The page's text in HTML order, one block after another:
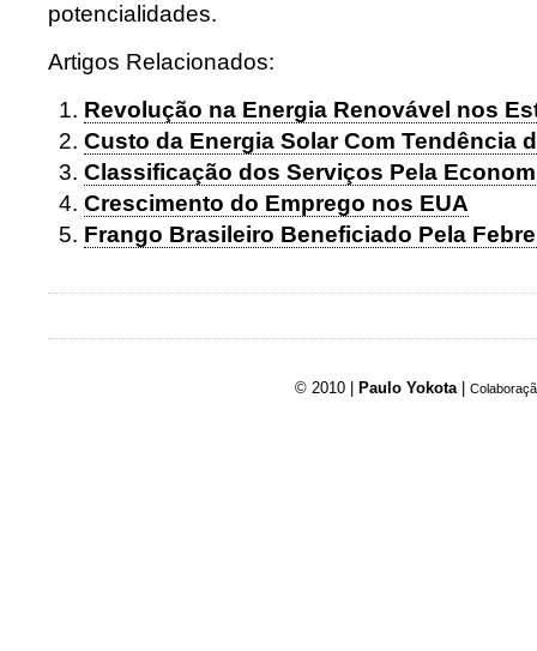
potencialidades.
Artigos Relacionados:
Revolução na Energia Renovável nos
Custo da Energia Solar Com Tendência
Classificação dos Serviços Pela
Crescimento do Emprego nos EUA
Frango Brasileiro Beneficiado Pela
© 2010 | Paulo Yokota |